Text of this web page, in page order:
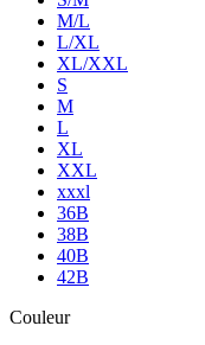
M/L
L/XL
XL/XXL
S
M
L
XL
XXL
xxxl
36B
38B
40B
42B
Couleur